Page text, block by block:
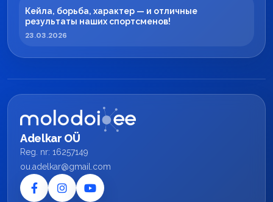
Кейла, борьба, характер — и отличные
результаты наших спортсменов!
23.03.2026
Adelkar OÜ
Reg. nr: 16257149
ou.adelkar@gmail.com